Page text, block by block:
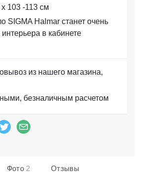
103 -113 см
SIGMA Halmar станет очень
в кабинете
из нашего магазина,
безналичным расчетом
Фото 2 Отзывы